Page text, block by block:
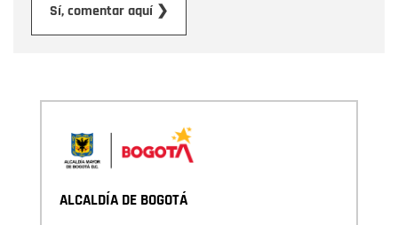
Sí, comentar aquí ❯
ALCALDÍA DE BOGOTÁ